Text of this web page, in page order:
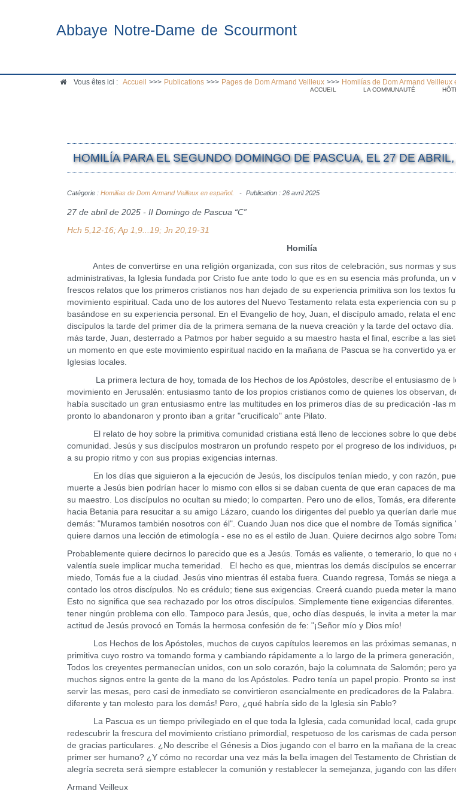
Abbaye Notre-Dame de Scourmont
ACCUEIL LA COMMUNAUTÉ
Vous êtes ici : Accueil >>> Publications >>> Pages de Dom Armand Veilleux >>> Homilías de Dom Armand Veilleux
HOMILÍA PARA EL SEGUNDO DOMINGO DE PASCUA, EL 27 DE
Catégorie : Homilías de Dom Armand Veilleux en español. Publication : 26 avril 2025
27 de abril de 2025 - II Domingo de Pascua “C”
Hch 5,12-16; Ap 1,9...19; Jn 20,19-31
Homilía
Antes de convertirse en una religión organizada, con sus ritos de celebración, sus normas y
administrativas, la Iglesia fundada por Cristo fue ante todo lo que es en su esencia más profunda, un
frescos relatos que los primeros cristianos nos han dejado de su experiencia primitiva son los textos
movimiento espiritual. Cada uno de los autores del Nuevo Testamento relata esta experiencia con su
basándose en su experiencia personal. En el Evangelio de hoy, Juan, el discípulo amado, relata el
discípulos la tarde del primer día de la primera semana de la nueva creación y la tarde del octavo
más tarde, Juan, desterrado a Patmos por haber seguido a su maestro hasta el final, escribe a las
un momento en que este movimiento espiritual nacido en la mañana de Pascua se ha convertido ya
Iglesias locales.
La primera lectura de hoy, tomada de los Hechos de los Apóstoles, describe el entusiasmo de
movimiento en Jerusalén: entusiasmo tanto de los propios cristianos como de quienes los observan,
había suscitado un gran entusiasmo entre las multitudes en los primeros días de su predicación -las
pronto lo abandonaron y pronto iban a gritar "crucifícalo" ante Pilato.
El relato de hoy sobre la primitiva comunidad cristiana está lleno de lecciones sobre lo que
comunidad. Jesús y sus discípulos mostraron un profundo respeto por el progreso de los individuos,
a su propio ritmo y con sus propias exigencias internas.
En los días que siguieron a la ejecución de Jesús, los discípulos tenían miedo, y con razón,
muerte a Jesús bien podrían hacer lo mismo con ellos si se daban cuenta de que eran capaces de
su maestro. Los discípulos no ocultan su miedo; lo comparten. Pero uno de ellos, Tomás, era
hacia Betania para resucitar a su amigo Lázaro, cuando los dirigentes del pueblo ya querían darle
demás: "Muramos también nosotros con él". Cuando Juan nos dice que el nombre de Tomás
quiere darnos una lección de etimología - ese no es el estilo de Juan. Quiere decirnos algo sobre
Probablemente quiere decirnos lo parecido que es a Jesús. Tomás es valiente, o temerario, lo que
valentía suele implicar mucha temeridad. El hecho es que, mientras los demás discípulos se
miedo, Tomás fue a la ciudad. Jesús vino mientras él estaba fuera. Cuando regresa, Tomás se niega
contado los otros discípulos. No es crédulo; tiene sus exigencias. Creerá cuando pueda meter la
Esto no significa que sea rechazado por los otros discípulos. Simplemente tiene exigencias
tener ningún problema con ello. Tampoco para Jesús, que, ocho días después, le invita a meter la
actitud de Jesús provocó en Tomás la hermosa confesión de fe: "¡Señor mío y Dios mío!
Los Hechos de los Apóstoles, muchos de cuyos capítulos leeremos en las próximas semanas,
primitiva cuyo rostro va tomando forma y cambiando rápidamente a lo largo de la primera
Todos los creyentes permanecían unidos, con un solo corazón, bajo la columnata de Salomón; pero
muchos signos entre la gente de la mano de los Apóstoles. Pedro tenía un papel propio. Pronto se
servir las mesas, pero casi de inmediato se convirtieron esencialmente en predicadores de la Palabra.
diferente y tan molesto para los demás! Pero, ¿qué habría sido de la Iglesia sin Pablo?
La Pascua es un tiempo privilegiado en el que toda la Iglesia, cada comunidad local, cada
redescubrir la frescura del movimiento cristiano primordial, respetuoso de los carismas de cada
de gracias particulares. ¿No describe el Génesis a Dios jugando con el barro en la mañana de la
primer ser humano? ¿Y cómo no recordar una vez más la bella imagen del Testamento de Christian
alegría secreta será siempre establecer la comunión y restablecer la semejanza, jugando con las
Armand Veilleux